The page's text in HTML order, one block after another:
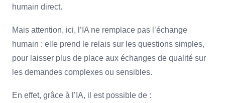
humain direct.
Mais attention, ici, l’IA ne remplace pas l’échange
humain : elle prend le relais sur les questions simples,
pour laisser plus de place aux échanges de qualité sur
les demandes complexes ou sensibles.
En effet, grâce à l’IA, il est possible de :